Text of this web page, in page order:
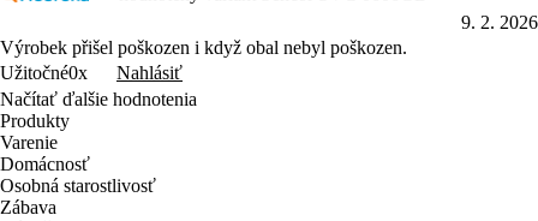
9. 2. 2026
Výrobek přišel poškozen i když obal nebyl poškozen.
Užitočné0x
Nahlásiť
Načítať ďalšie hodnotenia
Produkty
Varenie
Domácnosť
Osobná starostlivosť
Zábava